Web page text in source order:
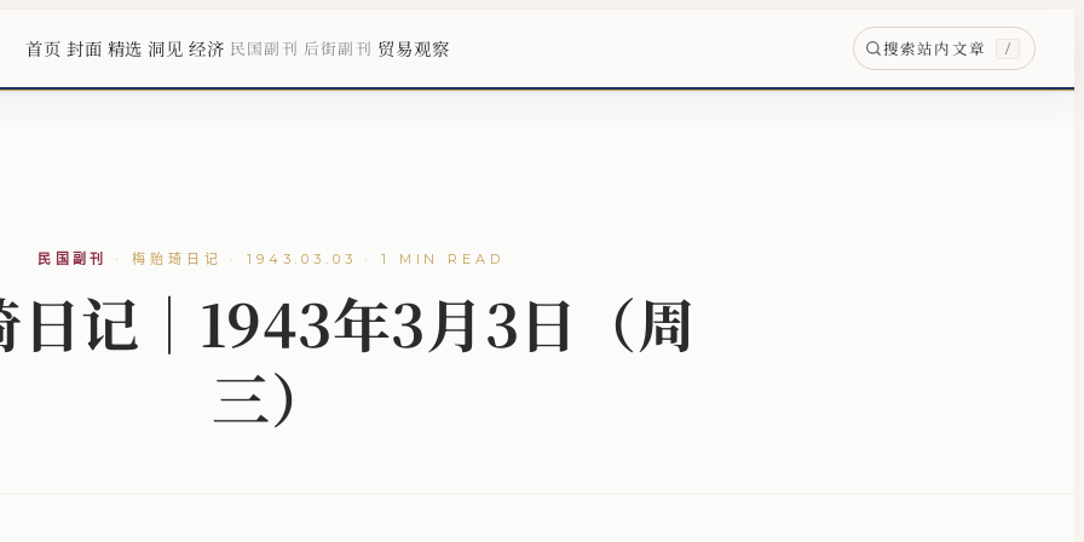
首页 封面 精选 洞见 经济 民国副刊 后街副刊 贸易观察 搜索站内文章 /
民国副刊 ·梅贻琦日记 · 1943.03.03 · 1 MIN READ
日记｜1943年3月3日（周
三）